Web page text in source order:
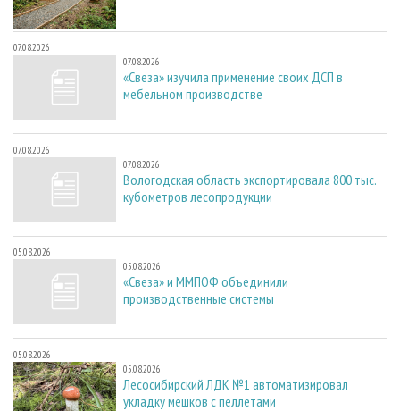
07.08.2026
07.08.2026
«Свеза» изучила применение своих ДСП в
мебельном производстве
07.08.2026
07.08.2026
Вологодская область экспортировала 800 тыс.
кубометров лесопродукции
05.08.2026
05.08.2026
«Свеза» и ММПОФ объединили
производственные системы
05.08.2026
05.08.2026
Лесосибирский ЛДК №1 автоматизировал
укладку мешков с пеллетами